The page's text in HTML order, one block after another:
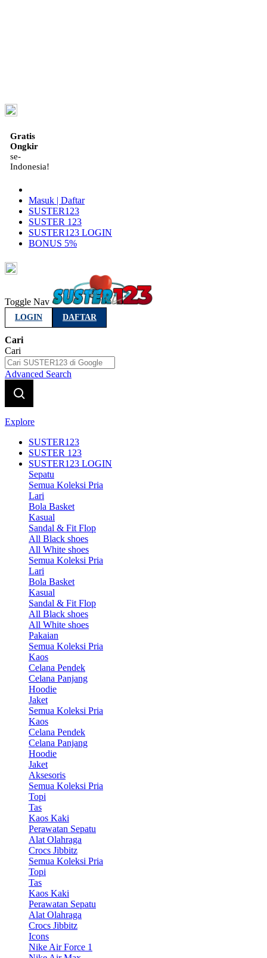
Gratis
Ongkir
se-
Indonesia!
Masuk | Daftar
SUSTER123
SUSTER 123
SUSTER123 LOGIN
BONUS 5%
Toggle Nav
LOGIN DAFTAR
Cari
Cari
Advanced Search
Explore
SUSTER123
SUSTER 123
SUSTER123 LOGIN
Sepatu
Semua Koleksi Pria
Lari
Bola Basket
Kasual
Sandal & Fit Flop
All Black shoes
All White shoes
Semua Koleksi Pria
Lari
Bola Basket
Kasual
Sandal & Fit Flop
All Black shoes
All White shoes
Pakaian
Semua Koleksi Pria
Kaos
Celana Pendek
Celana Panjang
Hoodie
Jaket
Semua Koleksi Pria
Kaos
Celana Pendek
Celana Panjang
Hoodie
Jaket
Aksesoris
Semua Koleksi Pria
Topi
Tas
Kaos Kaki
Perawatan Sepatu
Alat Olahraga
Crocs Jibbitz
Semua Koleksi Pria
Topi
Tas
Kaos Kaki
Perawatan Sepatu
Alat Olahraga
Crocs Jibbitz
Icons
Nike Air Force 1